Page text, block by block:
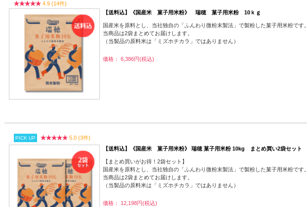
4.9 (14件)
【送料込】《国産米 菓子用米粉》 瑞穂 菓子用米粉 10ｋｇ
国産米を原料とし、当社独自の「ふんわり微粉末製法」で製粉した菓子用米粉です。
当商品は2袋まとめてお届けします。
（当製品の原料米は「ミズホチカラ」ではありません）
価格： 6,386円(税込)
PICK UP
5.0 (3件)
【送料込】《国産米 菓子用米粉》 瑞穂 菓子用米粉 10kg まとめ買い2袋セット
【まとめ買いがお得！2袋セット】
国産米を原料とし、当社独自の「ふんわり微粉末製法」で製粉した菓子用米粉です。
当商品は2袋まとめてお届けします。
（当製品の原料米は「ミズホチカラ」ではありません）
価格： 12,198円(税込)